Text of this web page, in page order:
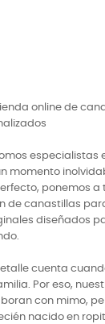
online de
especialistas
momento
ponemos a
de canastillas
diseñados
cuenta
Por eso,
con mimo,
nacido en